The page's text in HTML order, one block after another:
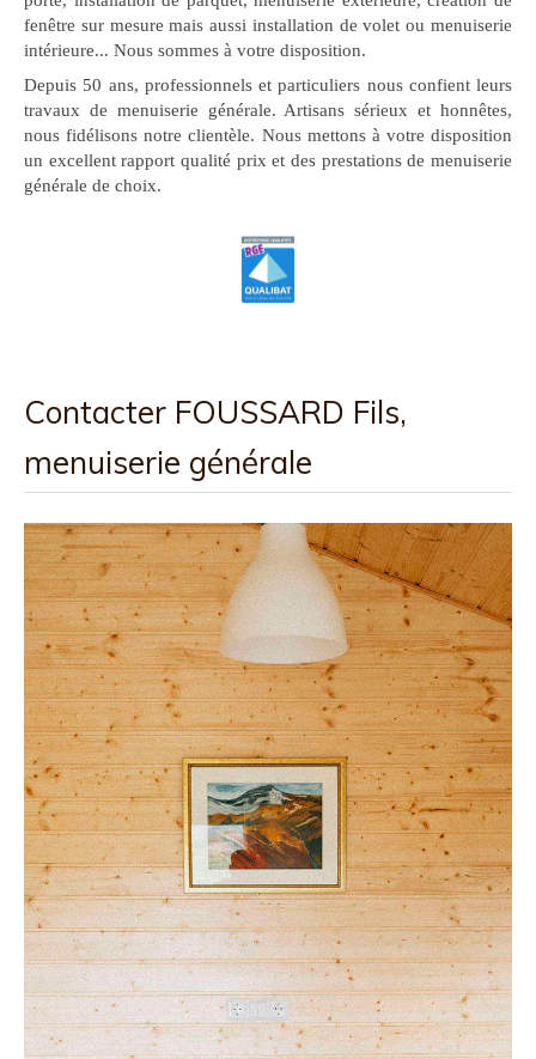
fenêtre sur mesure mais aussi installation de volet ou menuiserie
intérieure... Nous sommes à votre disposition.
Depuis 50 ans, professionnels et particuliers nous confient leurs
travaux de menuiserie générale. Artisans sérieux et honnêtes,
nous fidélisons notre clientèle. Nous mettons à votre disposition
un excellent rapport qualité prix et des prestations de menuiserie
générale de choix.
Contacter FOUSSARD Fils,
menuiserie générale